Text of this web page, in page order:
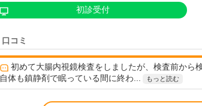
初診受付
口コミ
初めて大腸内視鏡検査をしましたが、検査前から
自体も鎮静剤で眠っている間に終わ...
もっと読む